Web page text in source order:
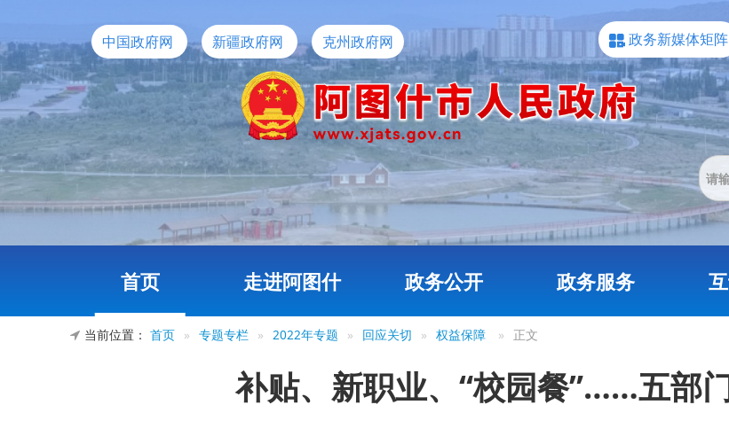
中国政府网 新疆政府网 克州政府网 政务新媒体矩阵
首页 走进阿图什 政务公开 政务服务
当前位置： 首页 » 专题专栏 » 2022年专题 » 回应关切 » 权益保障 » 正文
补贴、新职业、“校园餐”……五部